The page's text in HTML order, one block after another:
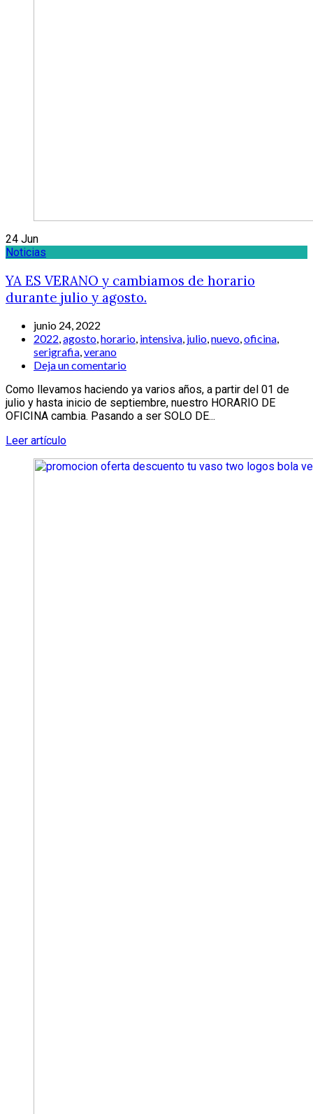
24 Jun
Noticias
YA ES VERANO y cambiamos de horario
durante julio y agosto.
junio 24, 2022
2022,agosto,horario, intensiva, julio,nuevo,oficina,
serigrafia,verano
Deja un comentario
Como llevamos haciendo ya varios años, a partir del 01 de
julio y hasta inicio de septiembre, nuestro HORARIO DE
OFICINA cambia. Pasando a ser SOLO DE...
Leer artículo